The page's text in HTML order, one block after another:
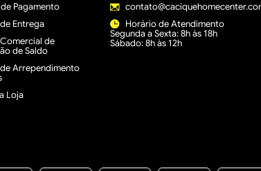
Pagamento
Entrega
de
de Saldo
Arrependimento
Loja
Horário de Atendimento
Segunda a Sexta: 8h às 18h
Sábado: 8h às 12h